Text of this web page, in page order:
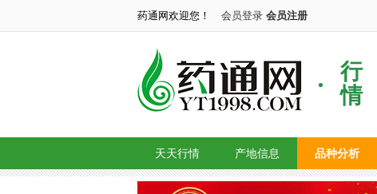
药通网欢迎您！ 会员登录 会员注册
行
情
天天行情 产地信息 品种分析